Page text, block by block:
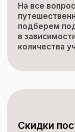
На все
подберем
в
количества
Скидки